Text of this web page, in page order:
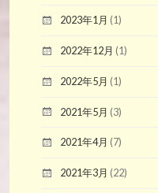
2023年1月 (1)
2022年12月 (1)
2022年5月 (1)
2021年5月 (3)
2021年4月 (7)
2021年3月 (22)